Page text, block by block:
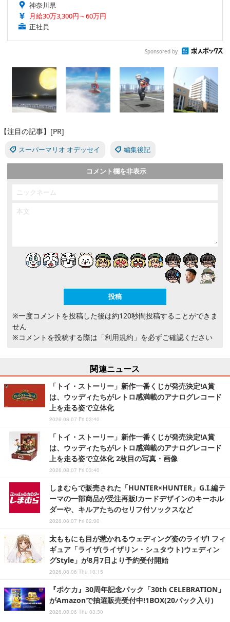
神奈川県
月給30万3,300円～60万円
正社員
Sponsored by
【注目の記事】[PR]
スーパーマリオ オデッセイ 編集後記
コメント欄を非表示
※一度コメントを投稿した後は約120秒間投稿することができま
せん
※コメントを投稿する際は 「利用規約」 を必ずご確認ください
関連ニュース
「トイ・ストーリー」新作一番くじが発売決定!A賞
は、ウッディたちがレトロ感満載のアナログレコード
上を走る姿で立体化
2026.08.07 Fri 03:40
「トイ・ストーリー」新作一番くじが発売決定!A賞
は、ウッディたちがレトロ感満載のアナログレコード
上を走る姿で立体化 2枚目の写真・画像
2026.08.07 Fri 03:40
しまむらで販売された「HUNTER×HUNTER」G.I.編テ
ーマの一部商品が受注再販!カードデザインのキーホル
ダーや、キルアたちのセリフ付ソックスなど
2026.08.07 Fri 02:00
太ももにも目が惹かれるウェディング姿のライザ! フィ
ギュア「ライザ(ライザリン・シュタウト)ウェディン
グStyle」が8月7日より予約受付開始
2026.08.06 Thu 10:15
『ポケカ』30周年記念パック「30th CELEBRATION」
がAmazonで抽選販売受付中!1BOX(20パック入り)
2026.08.06 Thu 03:30